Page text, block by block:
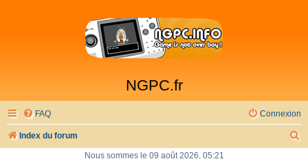
NGPC.fr
FAQ Connexion
Index du forum
Nous sommes le 09 août 2026, 05:21